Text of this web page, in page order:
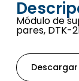
Módulo de
pares, DTK-